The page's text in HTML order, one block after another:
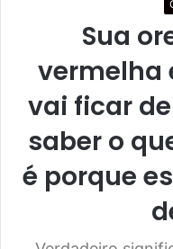
Sua
vermelha
vai ficar
saber o
é porque